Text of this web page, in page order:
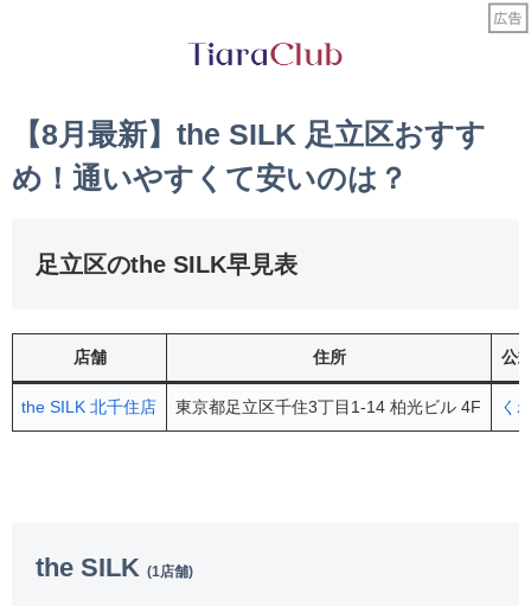
【8月最新】the SILK 足立区おすす
め！通いやすくて安いのは？
足立区のthe SILK早見表
店舗 住所 公
the SILK 北千住店 東京都足立区千住3丁目1-14 柏光ビル 4F く
the SILK (1店舗)